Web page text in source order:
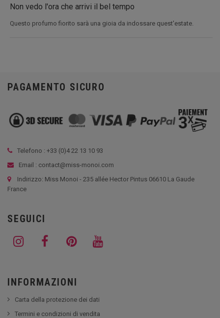
Non vedo l'ora che arrivi il bel tempo
Questo profumo fiorito sarà una gioia da indossare quest'estate.
PAGAMENTO SICURO
Telefono : +33 (0)4 22 13 10 93
Email : contact@miss-monoi.com
Indirizzo: Miss Monoi - 235 allée Hector Pintus 06610 La Gaude
France
SEGUICI
INFORMAZIONI
Carta della protezione dei dati
Termini e condizioni di vendita